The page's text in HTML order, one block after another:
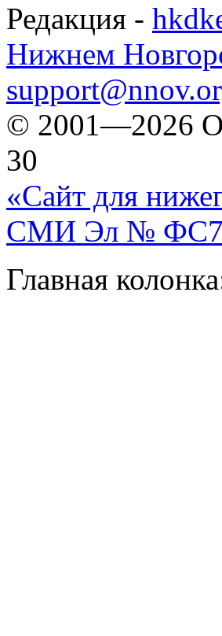
Редакция -
Нижнем
© 2001—2026
30
«Сайт для
СМИ Эл №
Главная